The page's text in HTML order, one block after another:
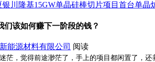
银川隆基15GW单晶硅棒切片项目首台单晶
们该如何赚下一阶段的钱？
能源材料有限公司 阅读
，觉得前途渺茫了，手上的项目都闲置了，还